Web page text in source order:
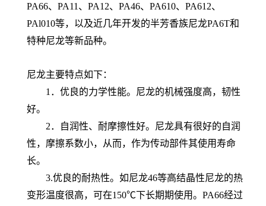
PA66、PA11、PA12、PA46、PA610、PA612、
PAl010等，以及近几年开发的半芳香族尼龙PA6T和
特种尼龙等新品种。
尼龙主要特点如下：
1．优良的力学性能。尼龙的机械强度高，韧性
好。
2．自润性、耐摩擦性好。尼龙具有很好的自润
性，摩擦系数小，从而，作为传动部件其使用寿命
长。
3.优良的耐热性。如尼龙46等高结晶性尼龙的热
变形温度很高，可在150℃下长期期使用。PA66经过